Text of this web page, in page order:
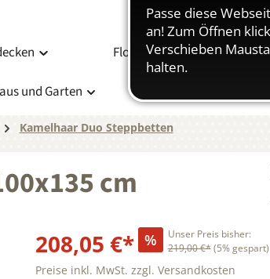
Flor Naturhaarbetten
und Garten
Kamelhaar Duo Steppbetten
cm
208,05 €* %
Unser Preis bisher:
219,00 €* (5% gespart)
Preise inkl. MwSt. zzgl. Versandkosten